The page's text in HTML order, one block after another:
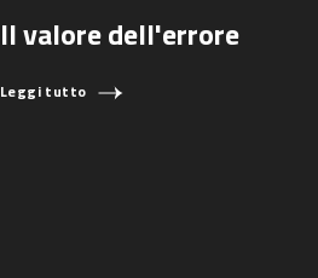
Il valore dell'errore
Leggi tutto